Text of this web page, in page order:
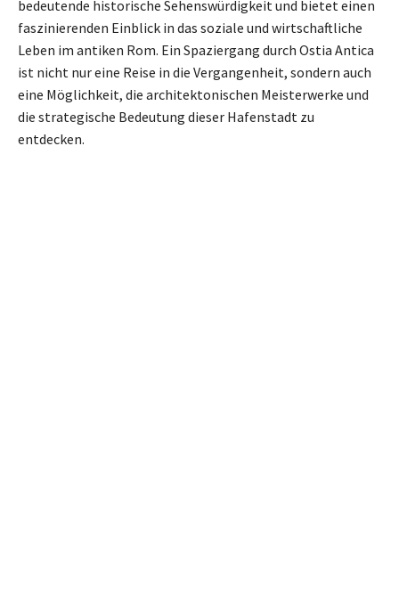
bedeutende historische Sehenswürdigkeit und bietet einen
faszinierenden Einblick in das soziale und wirtschaftliche
Leben im antiken Rom. Ein Spaziergang durch Ostia Antica
ist nicht nur eine Reise in die Vergangenheit, sondern auch
eine Möglichkeit, die architektonischen Meisterwerke und
die strategische Bedeutung dieser Hafenstadt zu
entdecken.